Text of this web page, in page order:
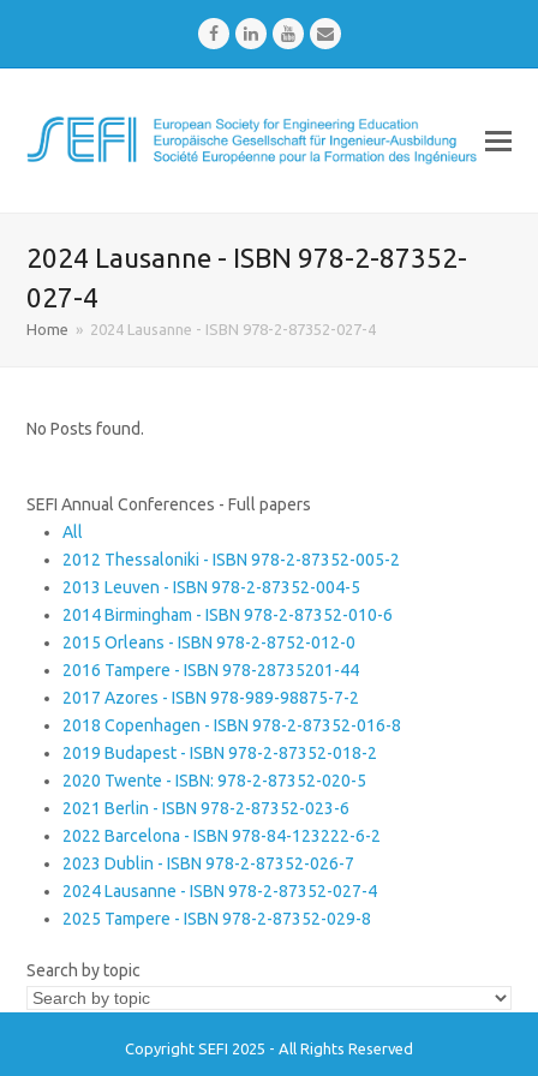
FacebookLinkedInYoutubeEmail
2024 Lausanne - ISBN 978-2-87352-
027-4
Home » 2024 Lausanne - ISBN 978-2-87352-027-4
No Posts found.
SEFI Annual Conferences - Full papers
All
2012 Thessaloniki - ISBN 978-2-87352-005-2
2013 Leuven - ISBN 978-2-87352-004-5
2014 Birmingham - ISBN 978-2-87352-010-6
2015 Orleans - ISBN 978-2-8752-012-0
2016 Tampere - ISBN 978-28735201-44
2017 Azores - ISBN 978-989-98875-7-2
2018 Copenhagen - ISBN 978-2-87352-016-8
2019 Budapest - ISBN 978-2-87352-018-2
2020 Twente - ISBN: 978-2-87352-020-5
2021 Berlin - ISBN 978-2-87352-023-6
2022 Barcelona - ISBN 978-84-123222-6-2
2023 Dublin - ISBN 978-2-87352-026-7
2024 Lausanne - ISBN 978-2-87352-027-4
2025 Tampere - ISBN 978-2-87352-029-8
Search by topic
Copyright SEFI 2025 - All Rights Reserved